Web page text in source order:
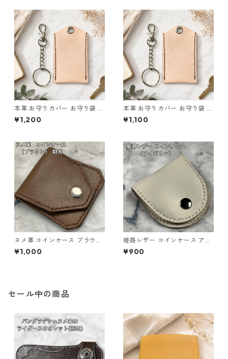
本革 お守りカバー お守り袋 日
本製 生成り ナチュラル サイズ
L l103 レザー お守りケース ハ
¥1,200
本革 お守りカバー お守り袋 日
本製 生成り ナチュラル サイズ
M l105 レザー お守りケース
¥1,100
ヌメ革 コインケース ブラウン
本革 小銭入れ l110 レザー ハ
ンドメイド ギフト
¥1,000
姫路レザー コインケース アイ
ボリー 本革 小銭入れ l111 ハン
ドメイド
¥900
セール中の商品